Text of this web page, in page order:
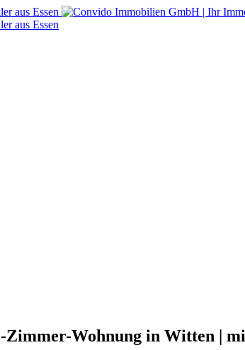
Zimmer-Wohnung in Witten |